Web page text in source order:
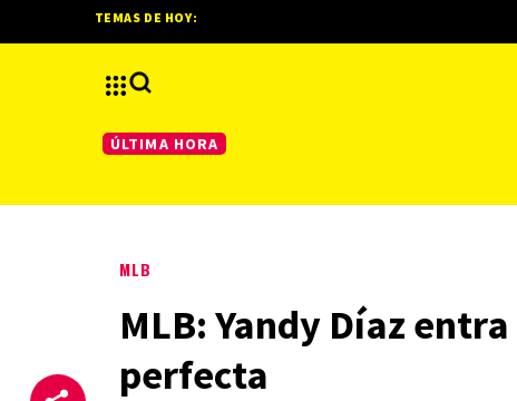
MLB
MLB: Yandy Díaz
perfecta
TEMAS DE HOY:
ÚLTIMA HORA